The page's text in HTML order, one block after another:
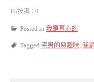
TG按讚：0
Posted in 我是真心的
Tagged 宅男的惡趣味, 我